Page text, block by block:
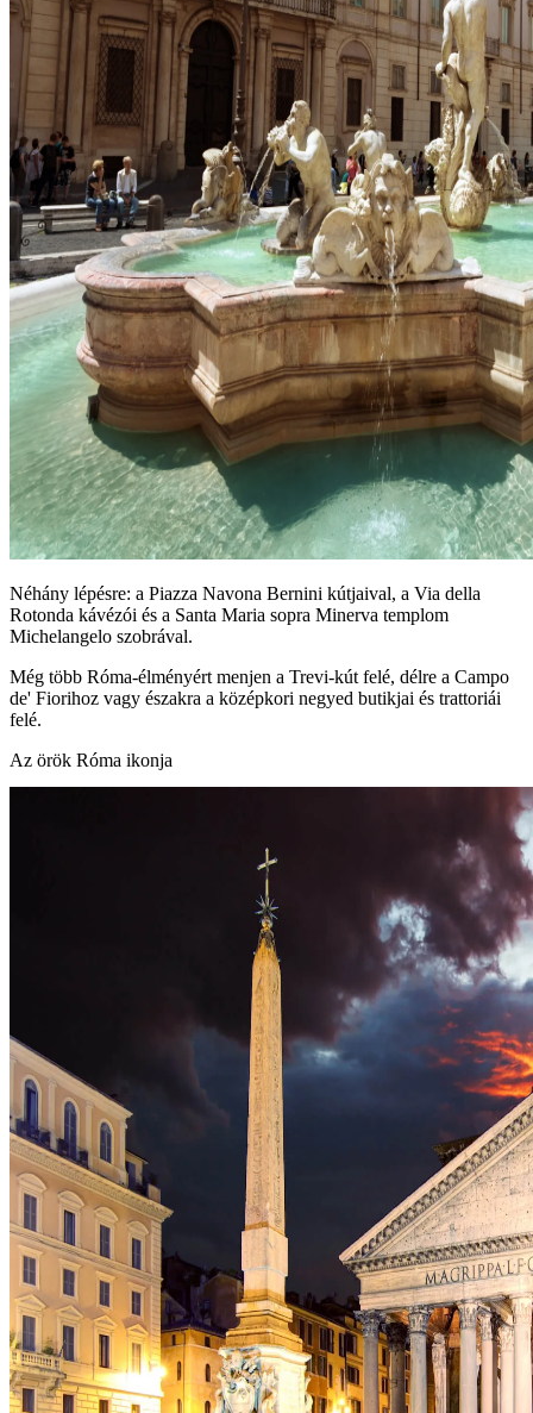
Néhány lépésre: a Piazza Navona Bernini kútjaival, a Via della
Rotonda kávézói és a Santa Maria sopra Minerva templom
Michelangelo szobrával.
Még több Róma‑élményért menjen a Trevi‑kút felé, délre a Campo
de' Fiorihoz vagy északra a középkori negyed butikjai és trattoriái
felé.
Az örök Róma ikonja